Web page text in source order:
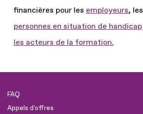
financières pour les employeurs, les
personnes en situation de handicap
les acteurs de la formation.
FAQ
Appels d'offres